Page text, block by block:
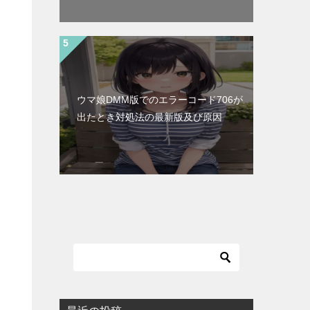
ウマ娘DMM版でのエラーコード706が
出たとき対処法の最新版及び原因